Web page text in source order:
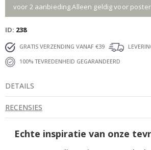
voor 2 aanbieding.Alleen geldig voor
ID 238
GRATIS VERZENDING VANAF €39
100% TEVREDENHEID GEGARANDEERD
DETAILS
RECENSIES
Echte inspiratie van onze